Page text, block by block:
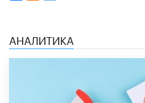
АНАЛИТИКА